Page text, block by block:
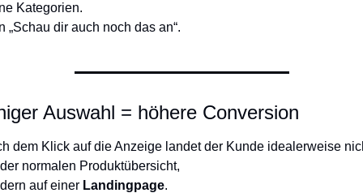
Kategorien.
„Schau dir auch noch das an“.
Auswahl = höhere Conversion
dem Klick auf die Anzeige landet der Kunde idealerweise
normalen Produktübersicht,
auf einer Landingpage.